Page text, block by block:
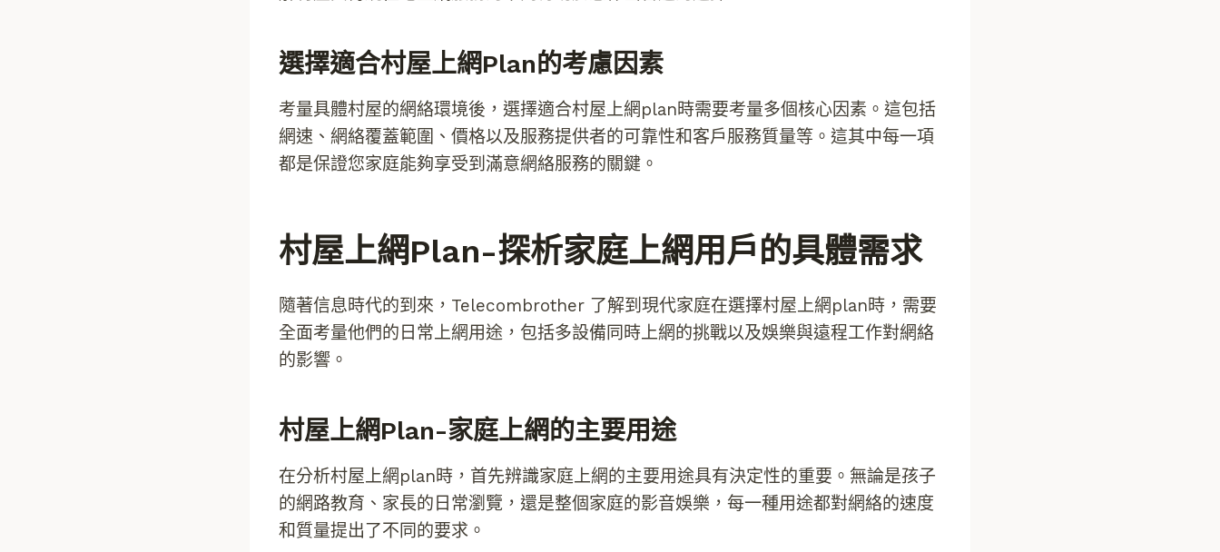
選擇適合村屋上網plan的考慮因素
考量具體村屋的網絡環境後，選擇適合村屋上網plan時需要考量多個核心因素。這包括
網速、網絡覆蓋範圍、價格以及服務提供者的可靠性和客戶服務質量等。這其中每一項
都是保證您家庭能夠享受到滿意網絡服務的關鍵。
村屋上網plan-探析家庭上網用戶的具體需求
隨著信息時代的到來，Telecombrother 了解到現代家庭在選擇村屋上網plan時，需要
全面考量他們的日常上網用途，包括多設備同時上網的挑戰以及娛樂與遠程工作對網絡
的影響。
村屋上網plan-家庭上網的主要用途
在分析村屋上網plan時，首先辨識家庭上網的主要用途具有決定性的重要。無論是孩子
的網路教育、家長的日常瀏覽，還是整個家庭的影音娛樂，每一種用途都對網絡的速度
和質量提出了不同的要求。